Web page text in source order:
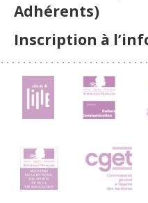
Adhérents)
Inscription à